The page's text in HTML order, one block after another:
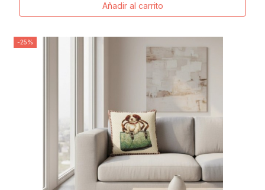
Añadir al carrito
-25%